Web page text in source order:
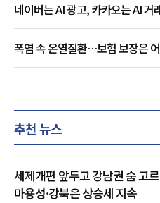
네이버는 AI 광고, 카카오는 AI
폭염 속 온열질환…보험 보장은
추천 뉴스
세제개편 앞두고 강남권 숨 고
마용성·강북은 상승세 지속